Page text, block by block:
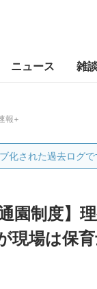
ニュース 雑
報+
化された過去ログで
園制度】
現場は保